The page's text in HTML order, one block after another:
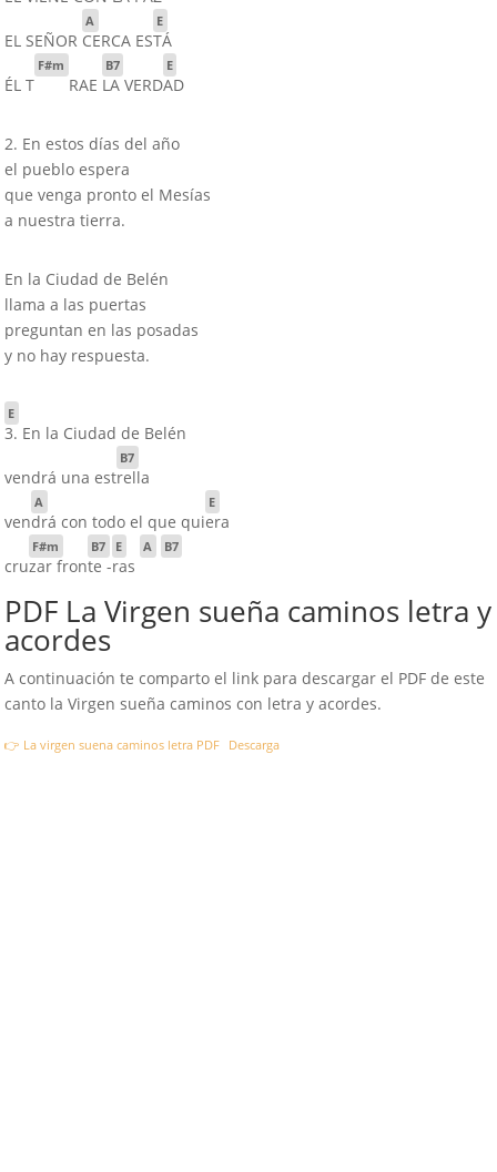
EL SEÑOR
A
CERCA ES
E
TÁ
ÉL T
F#m
RAE
B7
LA VERD
E
AD
2. En estos días del año
el pueblo espera
que venga pronto el Mesías
a nuestra tierra.
En la Ciudad de Belén
llama a las puertas
preguntan en las posadas
y no hay respuesta.
E
3. En la Ciudad de Belén
vendrá una est
B7
rella
ven
A
drá con todo el que qui
E
era
cru
F#m
zar fron
B7
te -
E
ras
A B7
PDF La Virgen sueña caminos letra y
acordes
A continuación te comparto el link para descargar el PDF de este
canto la Virgen sueña caminos con letra y acordes.
👉 La virgen suena caminos letra PDF Descarga